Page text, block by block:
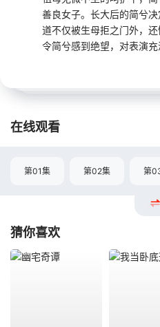
善良女子。长大后的简兮
道不仅被生母拒之门外，
令简兮感到绝望，对表演充
在线观看
第01集 第02集 第
猜你喜欢